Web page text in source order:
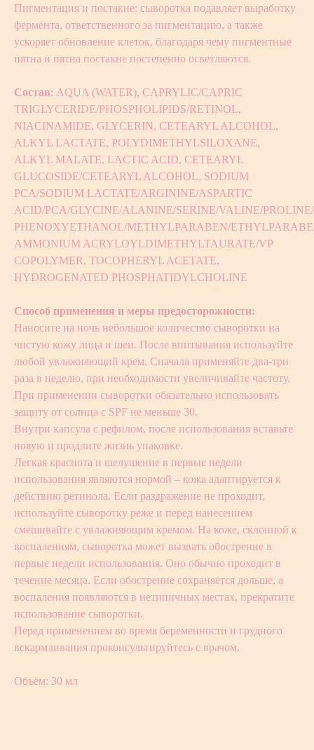
Пигментация и постакне: сыворотка подавляет выработку
фермента, ответственного за пигментацию, а также
ускоряет обновление клеток, благодаря чему пигментные
пятна и пятна постакне постепенно осветляются.
Состав: AQUA (WATER), CAPRYLIC/CAPRIC
TRIGLYCERIDE/PHOSPHOLIPIDS/RETINOL,
NIACINAMIDE, GLYCERIN, CETEARYL ALCOHOL,
ALKYL LACTATE, POLYDIMETHYLSILOXANE,
ALKYL MALATE, LACTIC ACID, CETEARYL
GLUCOSIDE/CETEARYL ALCOHOL, SODIUM
PCA/SODIUM LACTATE/ARGININE/ASPARTIC
ACID/PCA/GLYCINE/ALANINE/SERINE/VALINE/
PHENOXYETHANOL/METHYLPARABEN/
AMMONIUM ACRYLOYLDIMETHYLTAURATE/VP
COPOLYMER, TOCOPHERYL ACETATE,
HYDROGENATED PHOSPHATIDYLCHOLINE
Способ применения и меры предосторожности:
Наносите на ночь небольшое количество сыворотки на
чистую кожу лица и шеи. После впитывания используйте
любой увлажняющий крем. Сначала применяйте два-три
раза в неделю, при необходимости увеличивайте частоту.
При применении сыворотки обязательно использовать
защиту от солнца с SPF не меньше 30.
Внутри капсула с рефилом, после использования вставьте
новую и продлите жизнь упаковке.
Легкая краснота и шелушение в первые недели
использования являются нормой – кожа адаптируется к
действию ретинола. Если раздражение не проходит,
используйте сыворотку реже и перед нанесением
смешивайте с увлажняющим кремом. На коже, склонной к
воспалениям, сыворотка может вызвать обострение в
первые недели использования. Оно обычно проходит в
течение месяца. Если обострение сохраняется дольше, а
воспаления появляются в нетипичных местах, прекратите
использование сыворотки.
Перед применением во время беременности и грудного
вскармливания проконсультируйтесь с врачом.
Объём: 30 мл